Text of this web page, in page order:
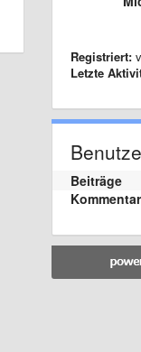
Registriert:
Letzte
Beiträge